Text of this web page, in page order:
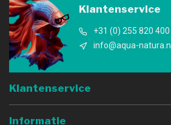
Klantenservice
+31 (0) 255 820 400
info@aqua-natura.nl
Klantenservice
Informatie